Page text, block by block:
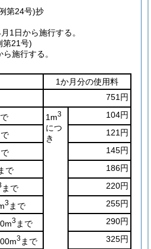
第24号)抄
1日から施行する。
第21号)
施行する。
1か月分の使用料
751円
1m3
につ
き
104円
121円
145円
で 186円
まで 220円
3 まで 255円
3 まで 290円
3 まで 325円